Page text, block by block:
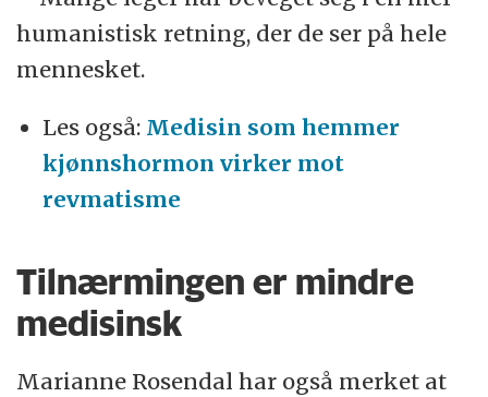
humanistisk retning, der de ser på hele
mennesket.
Les også: Medisin som hemmer
kjønnshormon virker mot
revmatisme
Tilnærmingen er mindre
medisinsk
Marianne Rosendal har også merket at